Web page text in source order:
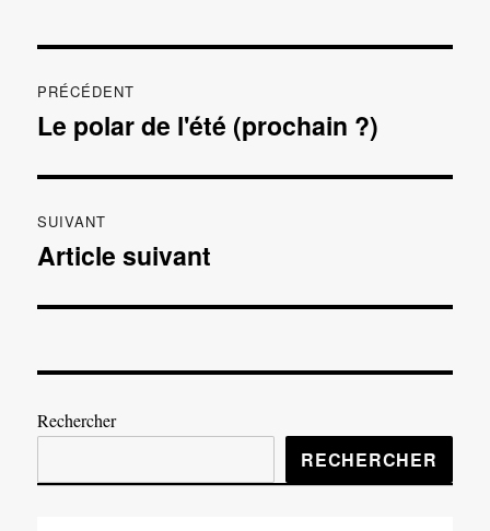
de
PRÉCÉDENT
Publication
Le polar de l'été (prochain ?)
SUIVANT
Publication
Article suivant
Rechercher
RECHERCHER